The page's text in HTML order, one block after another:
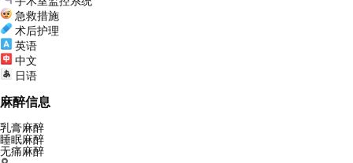
急救措施
术后护理
英语
中文
日语
麻醉信息
乳膏麻醉
睡眠麻醉
无痛麻醉